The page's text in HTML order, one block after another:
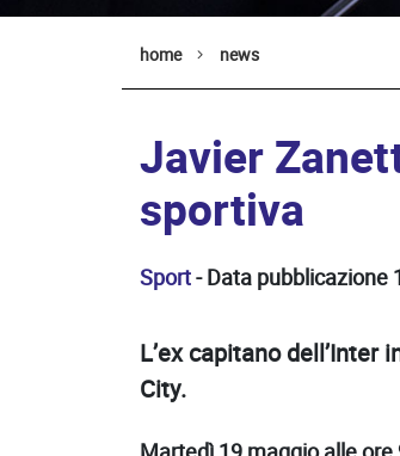
home news
Javier
sportiva
Sport- Data pubblicazione
L’ex capitano
City.